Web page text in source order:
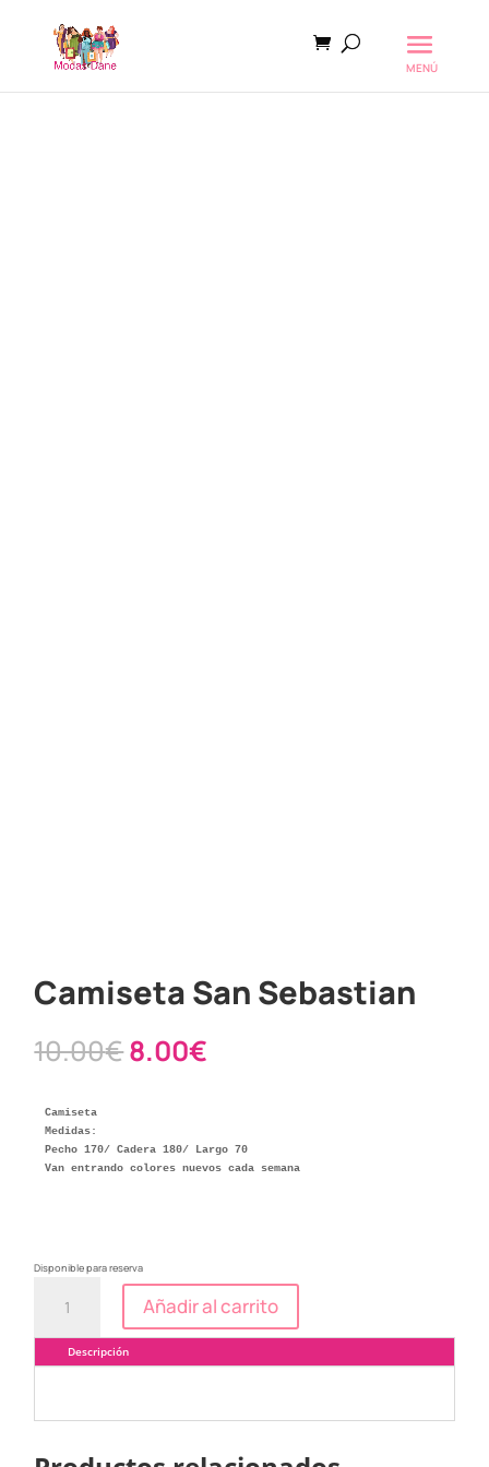
Camiseta San Sebastian
10.00€El
precio
8.00€
Camiseta
Medidas:
Pecho 170/ Cadera 180/ Largo 70
Van entrando colores nuevos cada semana
Disponible para reserva
cantidad
Añadir al carrito
Descripción